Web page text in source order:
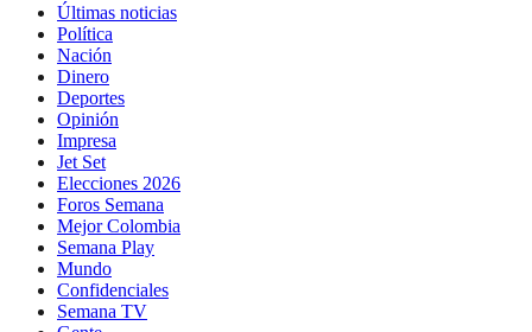
Últimas noticias
Política
Nación
Dinero
Deportes
Opinión
Impresa
Jet Set
Elecciones 2026
Foros Semana
Mejor Colombia
Semana Play
Mundo
Confidenciales
Semana TV